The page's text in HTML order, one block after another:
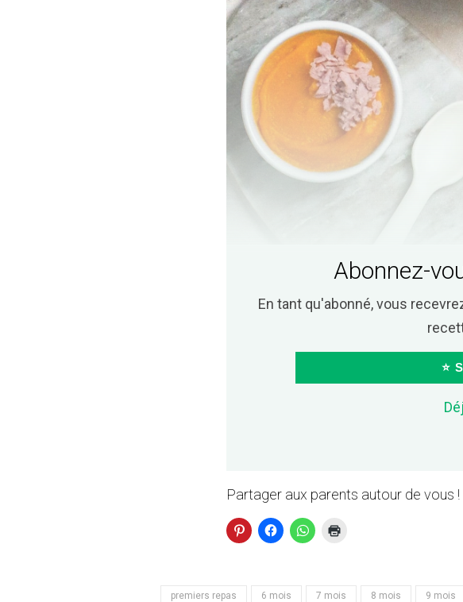
Abonnez-
En tant qu'abonné, vous
⭐
Partager aux parents autour de vous !
premiers repas 6 mois 7 mois 8 mois 9 mois